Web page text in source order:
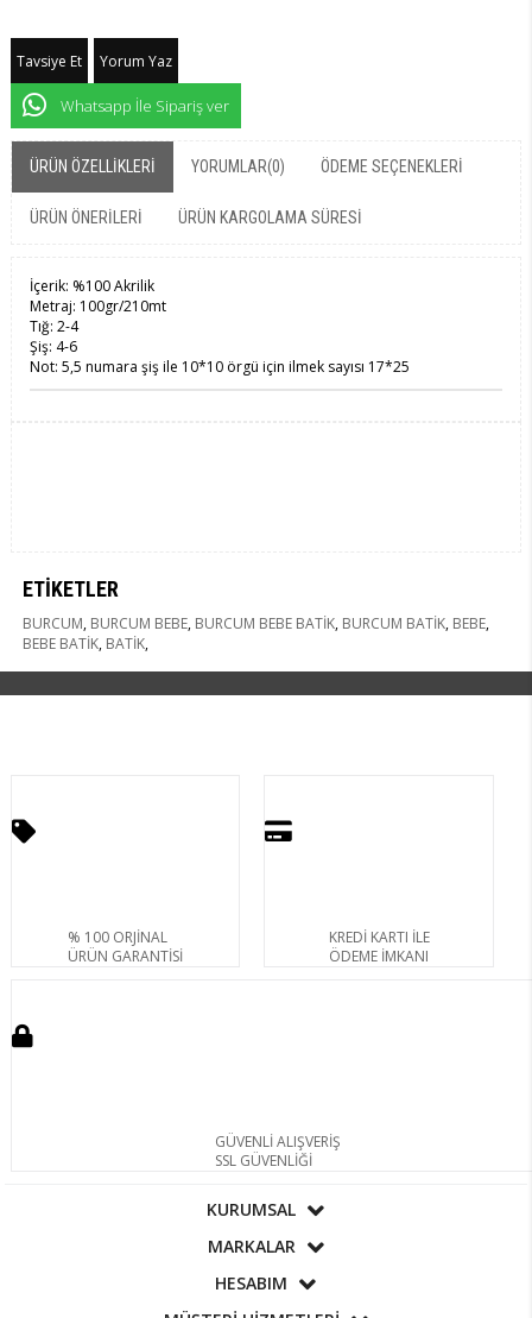
Tavsiye Et Yorum Yaz
Whatsapp İle Sipariş ver
ÜRÜN ÖZELLIKLERI YORUMLAR(0) ÖDEME SEÇENEKLERI
ÜRÜN ÖNERILERI ÜRÜN KARGOLAMA SÜRESI
İçerik: %100 Akrilik
Metraj: 100gr/210mt
Tığ: 2-4
Şiş: 4-6
Not: 5,5 numara şiş ile 10*10 örgü için ilmek sayısı 17*25
ETIKETLER
BURCUM, BURCUM BEBE, BURCUM BEBE BATİK, BURCUM BATİK, BEBE,
BEBE BATİK, BATİK,
% 100 ORJİNAL
ÜRÜN GARANTİSİ
KREDİ KARTI İLE
ÖDEME İMKANI
GÜVENLİ ALIŞVERİŞ
SSL GÜVENLİĞİ
KURUMSAL
MARKALAR
HESABIM